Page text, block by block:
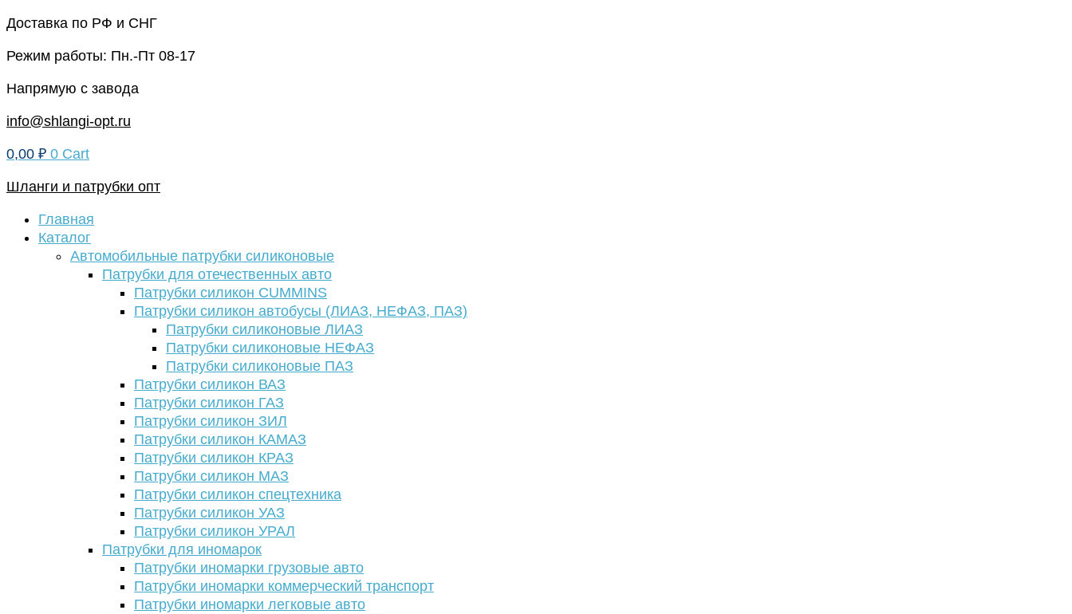
Перейти
содержимому
Доставка по РФ и СНГ
Режим работы: Пн.-Пт 08-17
Напрямую с завода
info@shlangi-opt.ru
0,00 ₽ 0 Cart
Шланги и патрубки опт
Главная
Каталог
Автомобильные патрубки силиконовые
Патрубки для отечественных авто
Патрубки силикон CUMMINS
Патрубки силикон автобусы (ЛИАЗ, НЕФАЗ, ПАЗ)
Патрубки силиконовые ЛИАЗ
Патрубки силиконовые НЕФАЗ
Патрубки силиконовые ПАЗ
Патрубки силикон ВАЗ
Патрубки силикон ГАЗ
Патрубки силикон ЗИЛ
Патрубки силикон КАМАЗ
Патрубки силикон КРАЗ
Патрубки силикон МАЗ
Патрубки силикон спецтехника
Патрубки силикон УАЗ
Патрубки силикон УРАЛ
Патрубки для иномарок
Патрубки иномарки грузовые авто
Патрубки иномарки коммерческий транспорт
Патрубки иномарки легковые авто